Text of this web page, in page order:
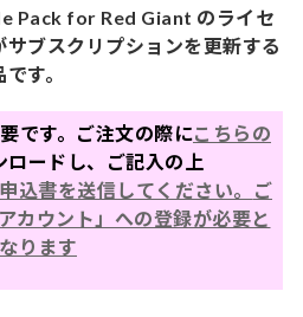
Pack for Red Giant のライセ
ブスクリプションを更新する
す。
です。ご注文の際にこちらの
ロードし、ご記入の上
込書を送信してください。
ご
カウント」への登録が必要と
なります